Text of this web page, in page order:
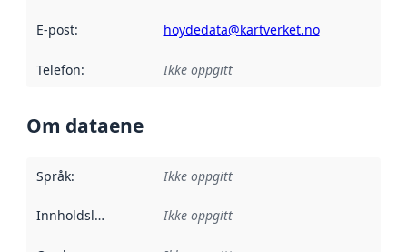
E-post: hoydedata@kartverket.no
Telefon: Ikke oppgitt
Om dataene
Språk: Ikke oppgitt
Innholdsleverandører :
Ikke oppgitt